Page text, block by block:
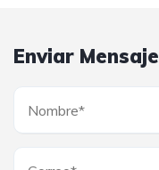
Enviar Mensaje